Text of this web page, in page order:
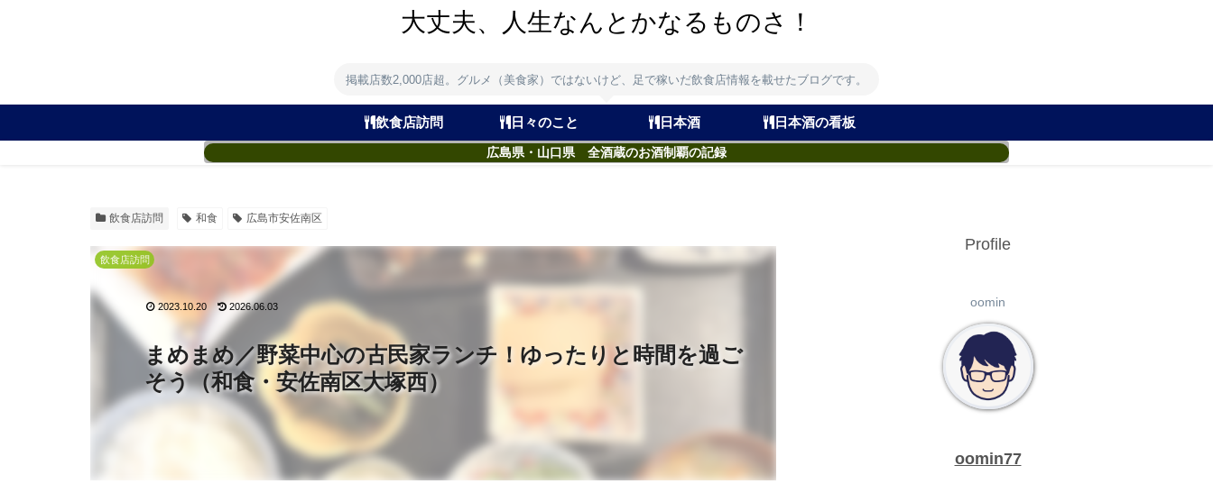
大丈夫、人生なんとかなるものさ！
掲載店数2,000店超。グルメ（美食家）ではないけど、足で稼いだ飲食店情報を載せたブログです。
飲食店訪問 日々のこと 日本酒 日本酒の看板
広島県・山口県 全酒蔵のお酒制覇の記録
飲食店訪問 和食 広島市安佐南区
まめまめ／野菜中心の古民家ランチ！ゆったりと時間を過ご
そう（和食・安佐南区大塚西）
飲食店訪問
2023.10.20 2026.06.03
Profile
oomin
oomin77